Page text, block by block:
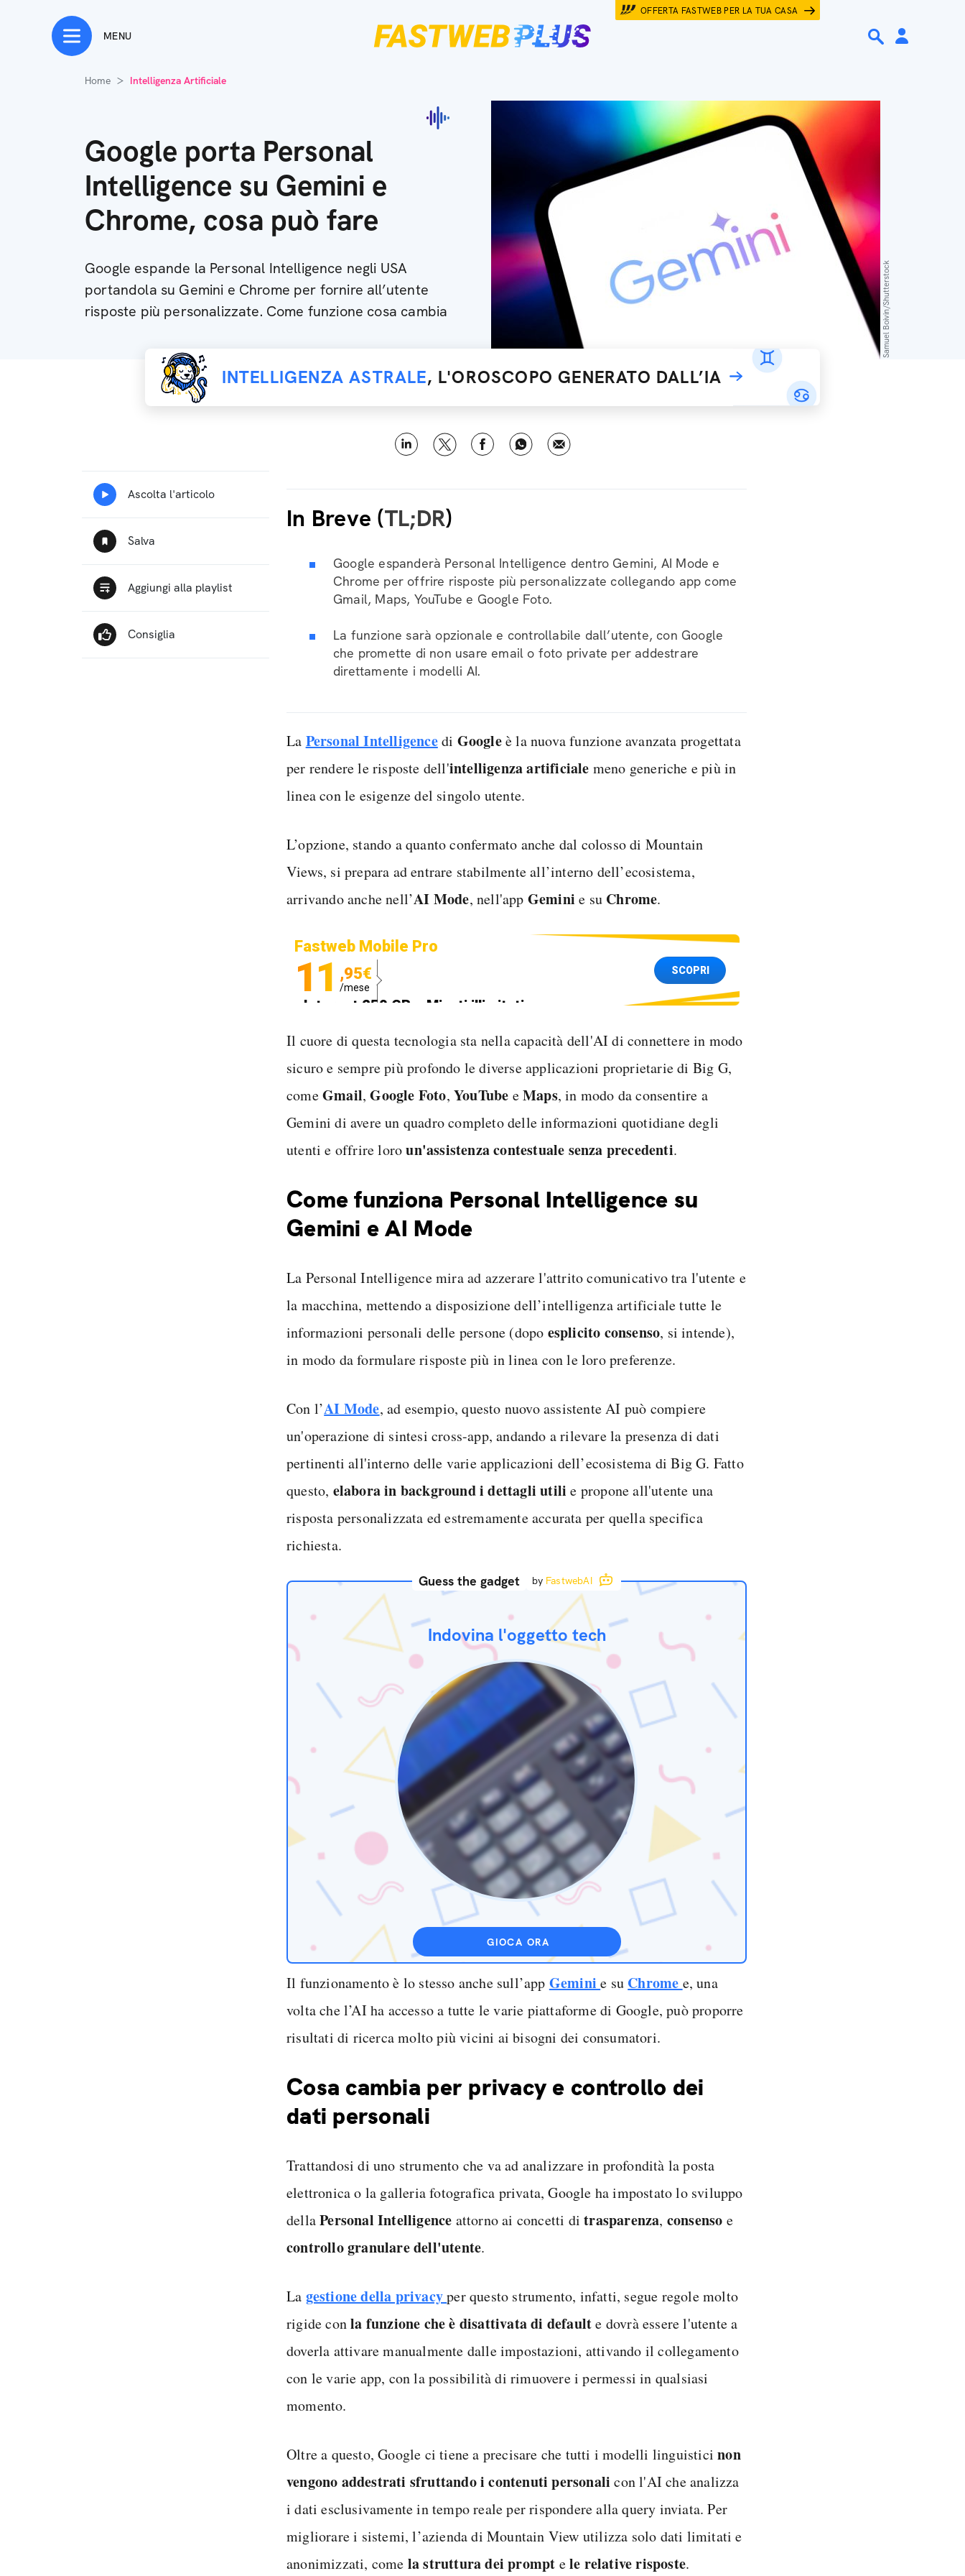
OFFERTA FASTWEB PER LA TUA CASA
MENU
Home Intelligenza Artificiale
Google porta Personal
Intelligence su Gemini e
Chrome, cosa può fare
Google espande la Personal Intelligence negli USA
portandola su Gemini e Chrome per fornire all’utente
risposte più personalizzate. Come funzione cosa cambia
Samuel Boivin/Shutterstock
INTELLIGENZA ASTRALE, L'OROSCOPO GENERATO DALL’IA
In Breve (TL;DR)
Google espanderà Personal Intelligence dentro Gemini, AI Mode e
Chrome per offrire risposte più personalizzate collegando app come
Gmail, Maps, YouTube e Google Foto.
La funzione sarà opzionale e controllabile dall’utente, con Google
che promette di non usare email o foto private per addestrare
direttamente i modelli AI.
La Personal Intelligencedi Googleè la nuova funzione avanzata progettata
per rendere le risposte dell'intelligenza artificiale meno generiche e più in
linea con le esigenze del singolo utente.
L’opzione, stando a quanto confermato anche dal colosso di Mountain
Views, si prepara ad entrare stabilmente all’interno dell’ecosistema,
arrivando anche nell’AI Mode, nell'app Geminie su Chrome.
Fastweb Mobile Pro
11 ,95€
/mese
Internet 250 GB e Minuti illimitati
SCOPRI
Il cuore di questa tecnologia sta nella capacità dell'AI di connettere in modo
sicuro e sempre più profondo le diverse applicazioni proprietarie di Big G,
comeGmail,Google Foto,YouTube eMaps, in modo da consentire a
Gemini di avere un quadro completo delle informazioni quotidiane degli
utenti e offrire loroun'assistenza contestuale senza precedenti.
Come funziona Personal Intelligence su
Gemini e AI Mode
La Personal Intelligence mira ad azzerare l'attrito comunicativo tra l'utente e
la macchina, mettendo a disposizione dell’intelligenza artificiale tutte le
informazioni personali delle persone (dopo esplicito consenso, si intende),
in modo da formulare risposte più in linea con le loro preferenze.
Con l’AI Mode, ad esempio, questo nuovo assistente AI può compiere
un'operazione di sintesi cross-app, andando a rilevare la presenza di dati
pertinenti all'interno delle varie applicazioni dell’ecosistema di Big G. Fatto
questo, elabora in background i dettagli utili e propone all'utente una
risposta personalizzata ed estremamente accurata per quella specifica
richiesta.
Guess the gadget by FastwebAI
Indovina l'oggetto tech
GIOCA ORA
Il funzionamento è lo stesso anche sull’app Geminie su Chrome e, una
volta che l’AI ha accesso a tutte le varie piattaforme di Google, può proporre
risultati di ricerca molto più vicini ai bisogni dei consumatori.
Cosa cambia per privacy e controllo dei
dati personali
Trattandosi di uno strumento che va ad analizzare in profondità la posta
elettronica o la galleria fotografica privata, Google ha impostato lo sviluppo
dellaPersonal Intelligence attorno ai concetti ditrasparenza, consenso e
controllo granulare dell'utente.
La gestione della privacyper questo strumento, infatti, segue regole molto
rigide conla funzione che è disattivata di defaulte dovrà essere l'utente a
doverla attivare manualmente dalle impostazioni, attivando il collegamento
con le varie app, con la possibilità di rimuovere i permessi in qualsiasi
momento.
Oltre a questo, Google ci tiene a precisare che tutti i modelli linguisticinon
vengono addestrati sfruttando i contenuti personali con l'AI che analizza
i dati esclusivamente in tempo reale per rispondere alla query inviata. Per
migliorare i sistemi, l’azienda di Mountain View utilizza solo dati limitati e
anonimizzati, come la struttura dei prompt ele relative risposte.